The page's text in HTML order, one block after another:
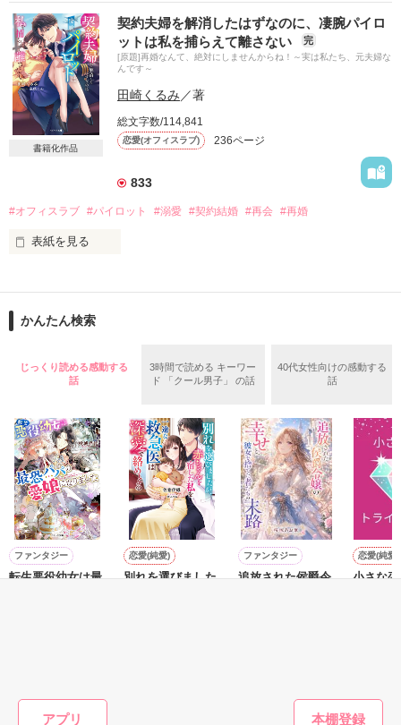
アプリ
*****　これより　*****
千里を···心から····愛していた····
千里と結婚して····妻になること····
夫婦になることを·····夢みて···
「主人です····」なんて、照れて
ニヤケていた······のに······
裏切れるの····だろう······か·····
作品を読む
作品を読む
書籍化作品
契約夫婦を解消したはずなのに、凄腕パイロ
ットは私を捕らえて離さない
完
[原題]再婚なんて、絶対にしませんからね！～実は私たち、元夫婦な
んです～
田崎くるみ ／著
総文字数/114,841
恋愛(オフィスラブ) 236ページ
833
#オフィスラブ #パイロット #溺愛 #契約結婚 #再会 #再婚
表紙を見る
が、
契約結婚だった関係で、もう二度と会うことはないと思ってい
円満離婚したはずなのに、再婚なんてあり得る？　ううん、気
持ちがない結婚はもう二度としないと心に決めた。
だから絶対に再婚なんてしません！
でもいつの間にか私の中で彼の存在が大きくなっていっ
て……？
離婚→再会→猛攻アプローチで再婚!?
かんたん検索
じっくり読める感動する
話
3時間で読める キーワー
ド 「クール男子」 の話
40代女性向けの感動する
話
ファンタジー
転生悪役幼女は最
恋愛(純愛)
別れを選びました
ファンタジー
追放された侯爵令
恋愛(純愛)
小さな
かんたん検索の条件を変える